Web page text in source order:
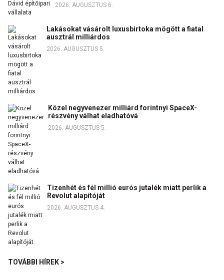
2026. AUGUSZTUS 6.
Lakásokat vásárolt luxusbirtoka mögött a fiatal
ausztrál milliárdos
2026. AUGUSZTUS 5.
Közel negyvenezer milliárd forintnyi SpaceX-
részvény válhat eladhatóvá
2026. AUGUSZTUS 5.
Tizenhét és fél millió eurós jutalék miatt perlik a
Revolut alapítóját
2026. AUGUSZTUS 4.
TOVÁBBI HÍREK >